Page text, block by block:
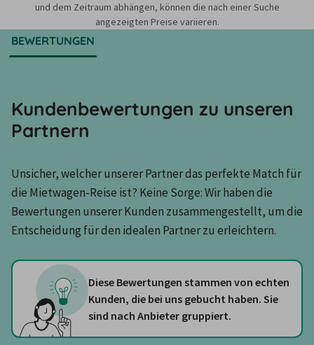
und dem Zeitraum abhängen, können die nach einer Suche
angezeigten Preise variieren.
BEWERTUNGEN
Kundenbewertungen zu unseren
Partnern
Unsicher, welcher unserer Partner das perfekte Match für
die Mietwagen-Reise ist? Keine Sorge: Wir haben die
Bewertungen unserer Kunden zusammengestellt, um die
Entscheidung für den idealen Partner zu erleichtern.
Diese Bewertungen stammen von echten
Kunden, die bei uns gebucht haben. Sie
sind nach Anbieter gruppiert.